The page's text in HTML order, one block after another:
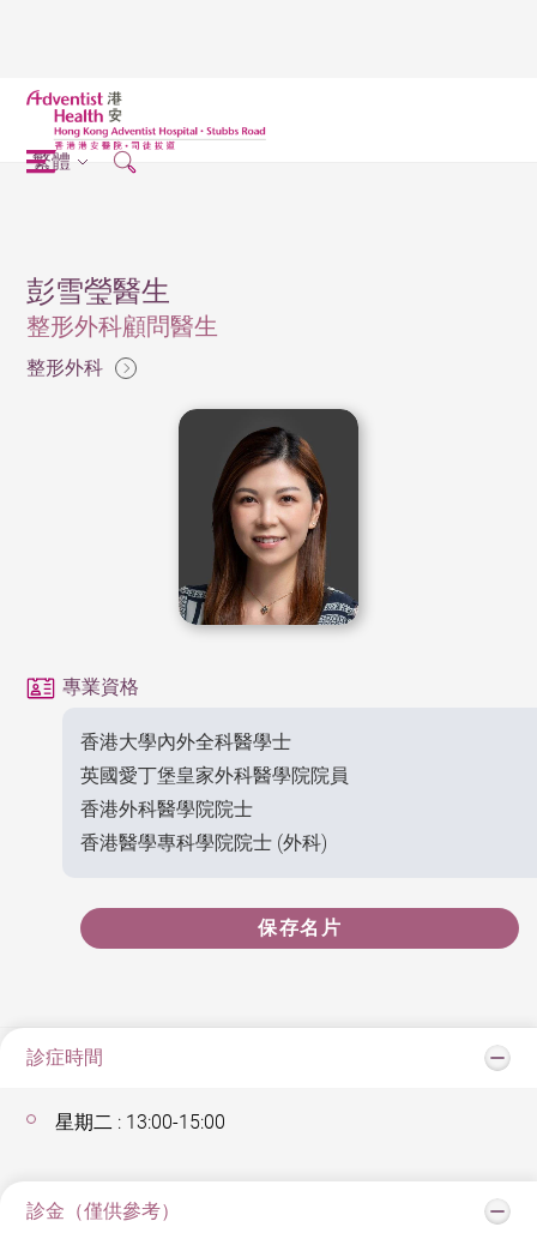
繁體
彭雪瑩醫生
整形外科顧問醫生
整形外科
專業資格
香港大學內外全科醫學士
英國愛丁堡皇家外科醫學院院員
香港外科醫學院院士
香港醫學專科學院院士 (外科)
保存名片
診症時間
星期二 : 13:00-15:00
診金（僅供參考）